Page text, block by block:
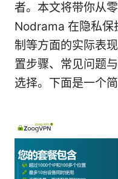
者。本文将带你从
Nodrama 在隐私保
制等方面的实际表
置步骤、常见问题
选择。下面是一个